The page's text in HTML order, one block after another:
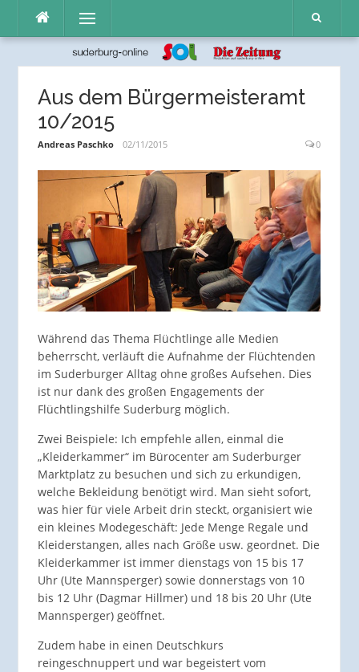
Inhalt
Menü
Aus dem Bürgermeisteramt
10/2015
Andreas Paschko 02/11/2015 0
Während das Thema Flüchtlinge alle Medien
beherrscht, verläuft die Aufnahme der Flüchtenden
im Suderburger Alltag ohne großes Aufsehen. Dies
ist nur dank des großen Engagements der
Flüchtlingshilfe Suderburg möglich.
Zwei Beispiele: Ich empfehle allen, einmal die
„Kleiderkammer“ im Bürocenter am Suderburger
Marktplatz zu besuchen und sich zu erkundigen,
welche Bekleidung benötigt wird. Man sieht sofort,
was hier für viele Arbeit drin steckt, organisiert wie
ein kleines Modegeschäft: Jede Menge Regale und
Kleiderstangen, alles nach Größe usw. geordnet. Die
Kleiderkammer ist immer dienstags von 15 bis 17
Uhr (Ute Mannsperger) sowie donnerstags von 10
bis 12 Uhr (Dagmar Hillmer) und 18 bis 20 Uhr (Ute
Mannsperger) geöffnet.
Zudem habe in einen Deutschkurs
reingeschnuppert und war begeistert vom